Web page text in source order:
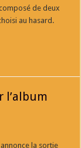
de deux
au hasard.
l’album
la sortie